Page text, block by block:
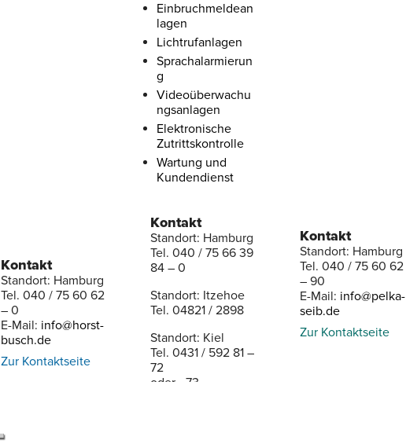
Kontakt
Standort: Hamburg
Tel. 040 / 75 60 62
– 0
E-Mail: info@horst-
busch.de
Zur Kontaktseite
Einbruchmeldean
lagen
Lichtrufanlagen
Sprachalarmierun
g
Videoüberwachu
ngsanlagen
Elektronische
Zutrittskontrolle
Wartung und
Kundendienst
Kontakt
Standort: Hamburg
Tel. 040 / 75 66 39
84 – 0
Standort: Itzehoe
Tel. 04821 / 2898
Standort: Kiel
Tel. 0431 / 592 81 –
72
oder –73
Kontakt
Standort: Hamburg
Tel. 040 / 75 60 62
– 90
E-Mail: info@pelka-
seib.de
Zur Kontaktseite